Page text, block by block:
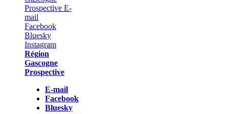
Région
Gascogne
Prospective
E-mail
Facebook
Bluesky